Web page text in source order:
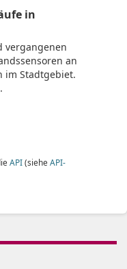
in
vergangenen
an
im Stadtgebiet.
API(siehe API-